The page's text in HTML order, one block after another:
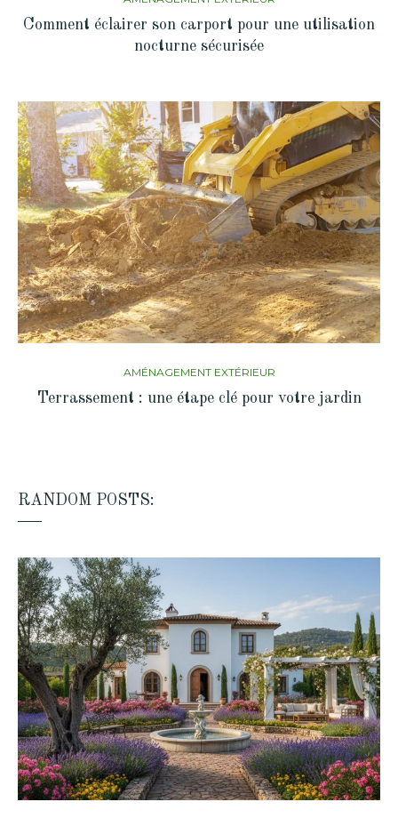
Comment éclairer son carport pour une utilisation
nocturne sécurisée
AMÉNAGEMENT EXTÉRIEUR
Terrassement : une étape clé pour votre jardin
RANDOM POSTS: